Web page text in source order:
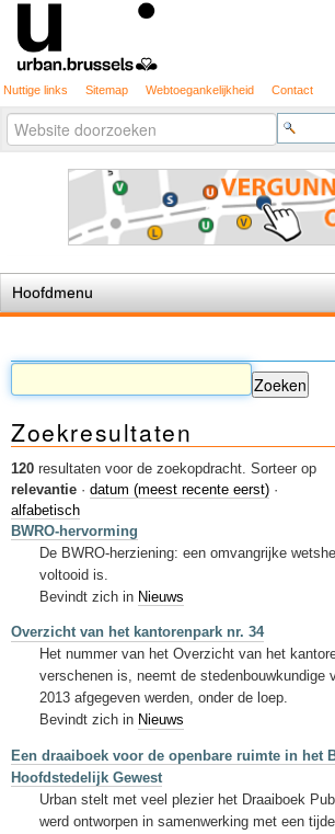
Nuttige links Sitemap Webtoegankelijkheid Contact
Zoek
Geavanceerd
zoeken...
Hoofdmenu
De spelregels
Stedenbouwkundige vergunning
Cartografie
Studies en publicaties
Sleutelwoorden
Stedenbouwkundige inlichtingen
Zoekresultaten
120 resultaten voor de zoekopdracht. Sorteer op
relevantie · datum (meest recente eerst) ·
alfabetisch
BWRO-hervorming
De BWRO-herziening: een omvangrijke
voltooid is.
Bevindt zich in Nieuws
Overzicht van het kantorenpark nr. 34
Het nummer van het Overzicht van het
verschenen is, neemt de stedenbouwkundige
2013 afgegeven werden, onder de loep.
Bevindt zich in Nieuws
Een draaiboek voor de openbare ruimte in het
Hoofdstedelijk Gewest
Urban stelt met veel plezier het Draaiboek
werd ontworpen in samenwerking met een